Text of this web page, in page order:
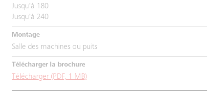
Jusqu'à 180
Jusqu'à 240
Salle des machines ou puits
Télécharger (PDF, 1 MB)